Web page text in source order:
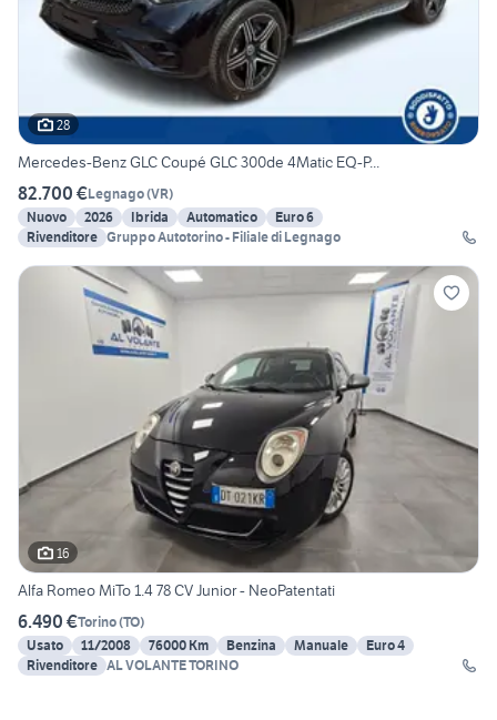
28
Mercedes-Benz GLC Coupé GLC 300de 4Matic EQ-P...
82.700 €Legnago(VR)
Nuovo
2026 Ibrida Automatico
Euro 6
Rivenditore Gruppo Autotorino - Filiale di Legnago
16
Alfa Romeo MiTo 1.4 78 CV Junior - NeoPatentati
6.490 €Torino(TO)
Usato
11/2008 76000 Km Benzina Manuale
Euro 4
Rivenditore AL VOLANTE TORINO